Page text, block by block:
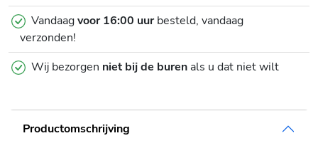
Vandaagvoor 16:00 uurbesteld, vandaag
verzonden!
Wij bezorgen niet bij de burenals u dat niet wilt
Productomschrijving